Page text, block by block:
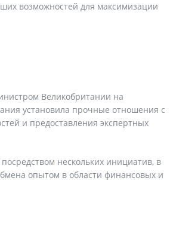
возможностей для максимизации
Великобритании на
установила прочные отношения с
и предоставления экспертных
нескольких инициатив, в
опытом в области финансовых и